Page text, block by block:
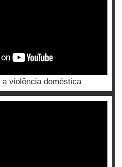
violência doméstica